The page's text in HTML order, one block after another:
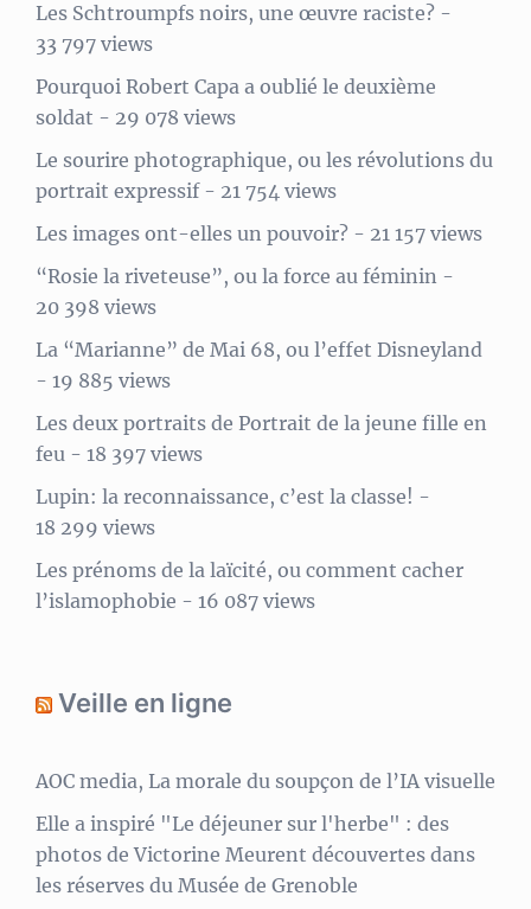
Les Schtroumpfs noirs, une œuvre raciste? -
33 797 views
Pourquoi Robert Capa a oublié le deuxième
soldat - 29 078 views
Le sourire photographique, ou les révolutions du
portrait expressif- 21 754 views
Les images ont-elles un pouvoir? - 21 157 views
“Rosie la riveteuse”, ou la force au féminin -
20 398 views
La “Marianne” de Mai 68, ou l’effet Disneyland
- 19 885 views
Les deux portraits de Portrait de la jeune fille en
feu - 18 397 views
Lupin: la reconnaissance, c’est la classe! -
18 299 views
Les prénoms de la laïcité, ou comment cacher
l’islamophobie - 16 087 views
Veille en ligne
AOC media, La morale du soupçon de l’IA visuelle
Elle a inspiré "Le déjeuner sur l'herbe" : des
photos de Victorine Meurent découvertes dans
les réserves du Musée de Grenoble